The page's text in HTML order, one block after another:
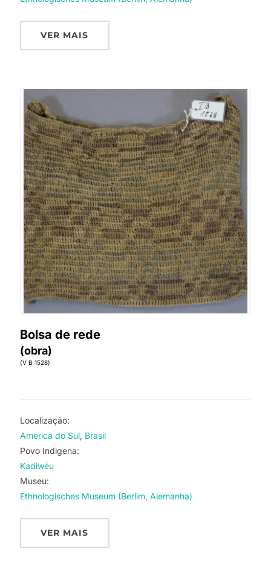
VER MAIS
Bolsa de rede
(obra)
(V B 1528)
Localização:
America do Sul Brasil
Povo Indigena:
Kadiwéu
Museu:
Ethnologisches Museum (Berlim, Alemanha)
VER MAIS